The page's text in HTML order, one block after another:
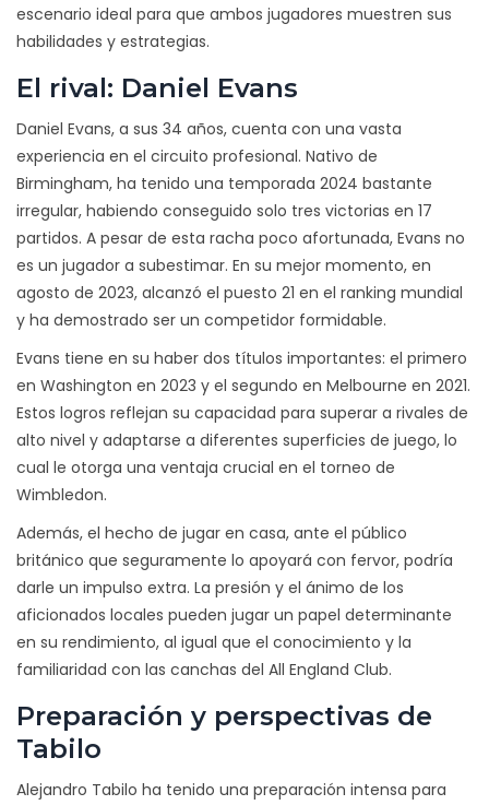
escenario ideal para que ambos jugadores muestren sus
habilidades y estrategias.
El rival: Daniel Evans
Daniel Evans, a sus 34 años, cuenta con una vasta
experiencia en el circuito profesional. Nativo de
Birmingham, ha tenido una temporada 2024 bastante
irregular, habiendo conseguido solo tres victorias en 17
partidos. A pesar de esta racha poco afortunada, Evans no
es un jugador a subestimar. En su mejor momento, en
agosto de 2023, alcanzó el puesto 21 en el ranking mundial
y ha demostrado ser un competidor formidable.
Evans tiene en su haber dos títulos importantes: el primero
en Washington en 2023 y el segundo en Melbourne en 2021.
Estos logros reflejan su capacidad para superar a rivales de
alto nivel y adaptarse a diferentes superficies de juego, lo
cual le otorga una ventaja crucial en el torneo de
Wimbledon.
Además, el hecho de jugar en casa, ante el público
británico que seguramente lo apoyará con fervor, podría
darle un impulso extra. La presión y el ánimo de los
aficionados locales pueden jugar un papel determinante
en su rendimiento, al igual que el conocimiento y la
familiaridad con las canchas del All England Club.
Preparación y perspectivas de
Tabilo
Alejandro Tabilo ha tenido una preparación intensa para